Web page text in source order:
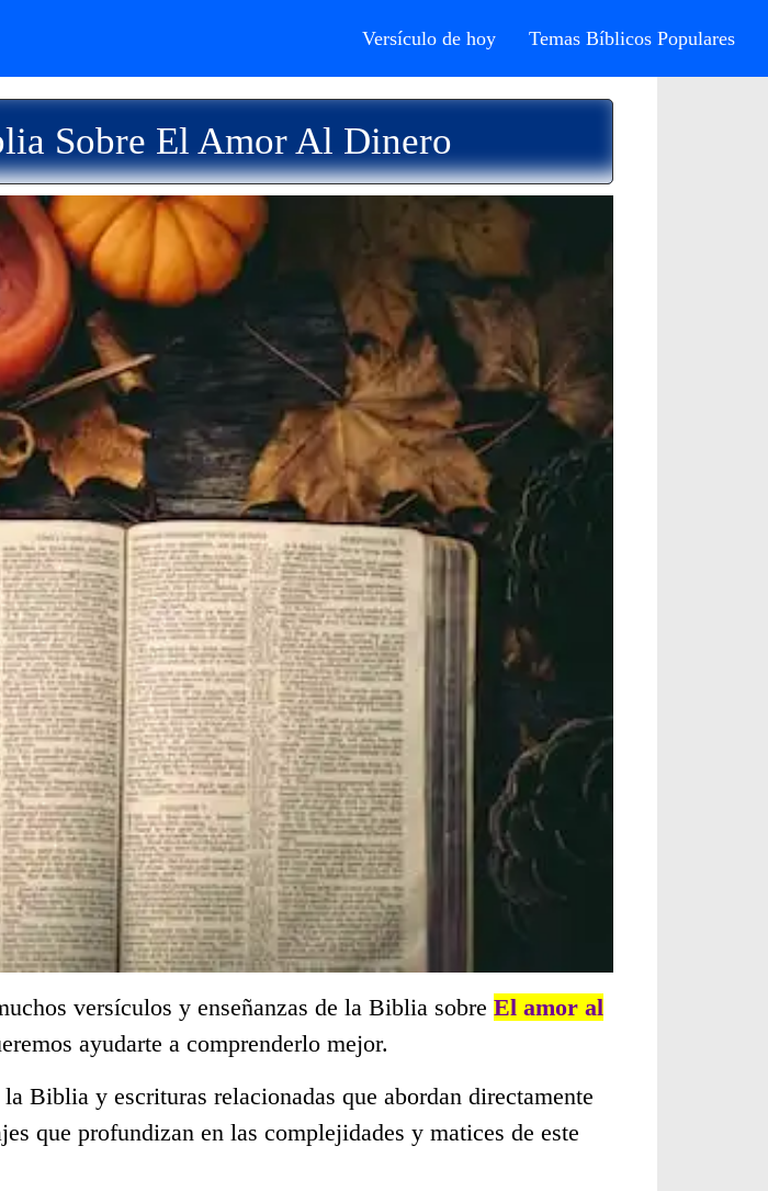
Versículo de hoy Temas Bíblicos Populares
Sobre El Amor Al Dinero
versículos y enseñanzas de la Biblia sobre El amor al
ayudarte a comprenderlo mejor.
Biblia y escrituras relacionadas que abordan directamente
que profundizan en las complejidades y matices de este